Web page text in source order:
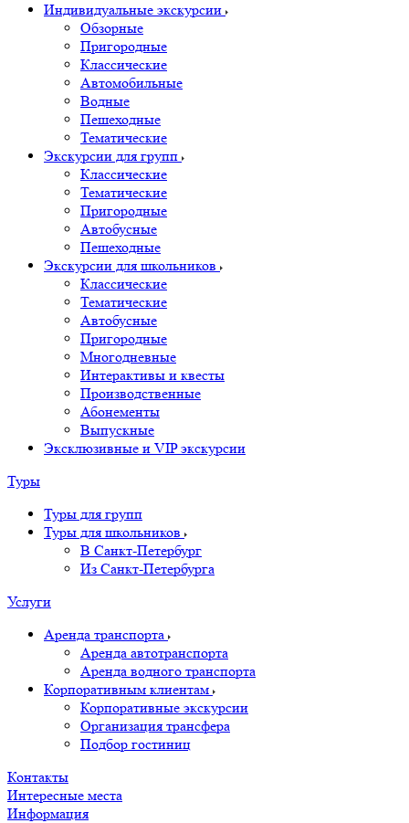
Индивидуальные экскурсии
Обзорные
Пригородные
Классические
Автомобильные
Водные
Пешеходные
Тематические
Экскурсии для групп
Классические
Тематические
Пригородные
Автобусные
Пешеходные
Экскурсии для школьников
Классические
Тематические
Автобусные
Пригородные
Многодневные
Интерактивы и квесты
Производственные
Абонементы
Выпускные
Эксклюзивные и VIP экскурсии
Туры
Туры для групп
Туры для школьников
В Санкт-Петербург
Из Санкт-Петербурга
Услуги
Аренда транспорта
Аренда автотранспорта
Аренда водного транспорта
Корпоративным клиентам
Корпоративные экскурсии
Организация трансфера
Подбор гостиниц
Контакты
Интересные места
Информация